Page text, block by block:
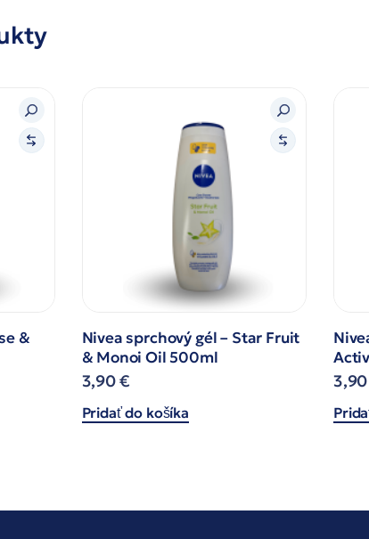
&
Nivea sprchový gél – Star Fruit
& Monoi Oil 500ml
3,90€
Pridať do košíka